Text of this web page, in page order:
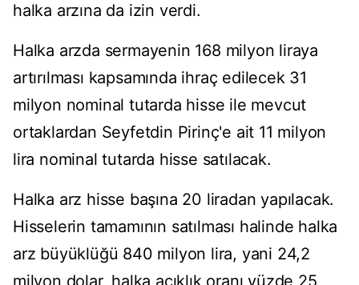
halka arzına da izin verdi.
Halka arzda sermayenin 168 milyon liraya
artırılması kapsamında ihraç edilecek 31
milyon nominal tutarda hisse ile mevcut
ortaklardan Seyfetdin Pirinç'e ait 11 milyon
lira nominal tutarda hisse satılacak.
Halka arz hisse başına 20 liradan yapılacak.
Hisselerin tamamının satılması halinde halka
arz büyüklüğü 840 milyon lira, yani 24,2